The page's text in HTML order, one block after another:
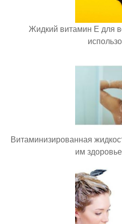
Жидкий витамин Е для
Витаминизированная
им